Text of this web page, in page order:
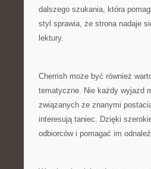
dalszego szukania, która
styl sprawia, że strona nadaje
lektury.
Cherrish może być również
tematyczne. Nie każdy wyjazd
związanych ze znanymi
interesują taniec. Dzięki
odbiorców i pomagać im